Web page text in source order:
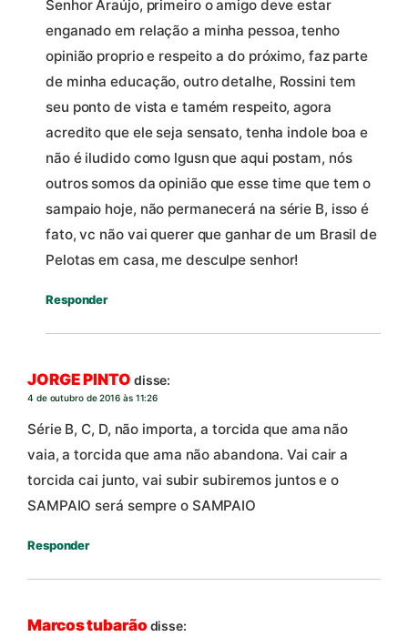
Senhor Araújo, primeiro o amigo deve estar
enganado em relação a minha pessoa, tenho
opinião proprio e respeito a do próximo, faz parte
de minha educação, outro detalhe, Rossini tem
seu ponto de vista e tamém respeito, agora
acredito que ele seja sensato, tenha indole boa e
não é iludido como lgusn que aqui postam, nós
outros somos da opinião que esse time que tem o
sampaio hoje, não permanecerá na série B, isso é
fato, vc não vai querer que ganhar de um Brasil de
Pelotas em casa, me desculpe senhor!
Responder
JORGE PINTO disse:
4 de outubro de 2016 às 11:26
Série B, C, D, não importa, a torcida que ama não
vaia, a torcida que ama não abandona. Vai cair a
torcida cai junto, vai subir subiremos juntos e o
SAMPAIO será sempre o SAMPAIO
Responder
Marcos tubarão disse: